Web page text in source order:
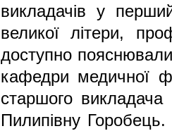
викладачів у
великої літери,
доступно
кафедри медичної
старшого викладача
Пилипівну